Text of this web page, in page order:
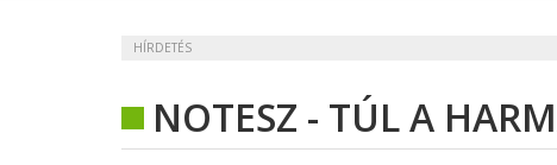
HÍRDETÉS
NOTESZ - TÚL A